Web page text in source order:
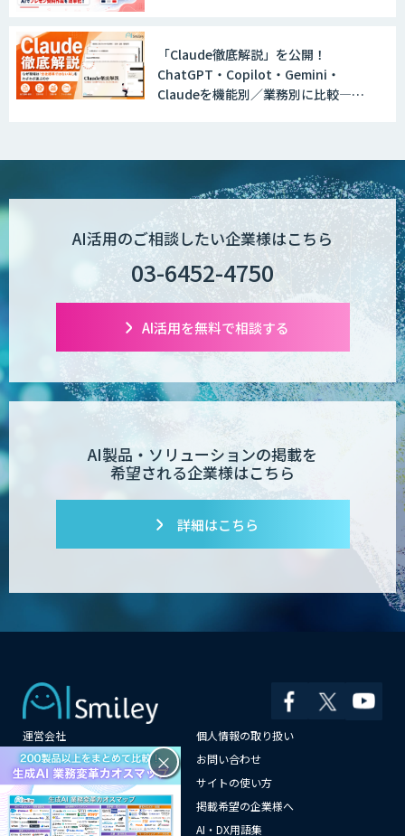
WAN-RECORD Plus
Explaza 生成AI Partner | AX
Wanderlust RAG コンシェルジュ
POPstation
Dify導入支援
Dify開発支援
貴社専用ナレッジAI構築
「Claude徹底解説」を公開！
ChatGPT・Copilot・Gemini・
Claudeを機能別／業務別に比較―自
AI活用のご相談したい企業様はこちら
03-6452-4750
AI活用を無料で相談する
AI製品・ソリューションの掲載を
希望される企業様はこちら
詳細はこちら
運営会社
個人情報の取り扱い
よくある質問
お問い合わせ
メールマガジン登録
サイトの使い方
情報提供はこちらから
掲載希望の企業様へ
AI企業一覧
AI・DX用語集
×